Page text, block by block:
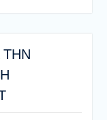
ΤΗΝ